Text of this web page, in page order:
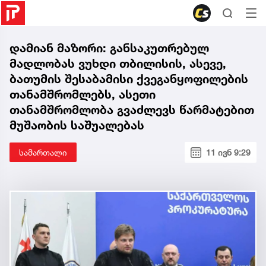
დამიან მაზორი: განსაკუთრებულ
მადლობას ვუხდი თბილისის, ასევე,
ბათუმის შესაბამისი ქვეგანყოფილების
თანამშრომლებს, ასეთი
თანამშრომლობა გვაძლევს წარმატებით
მუშაობის საშუალებას
სამართალი 11 ივნ 9:29